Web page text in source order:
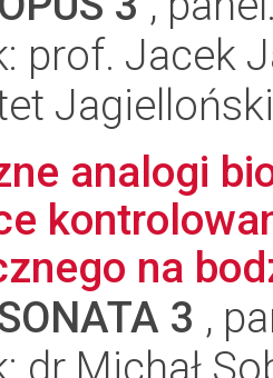
prof. Jacek
analogi
na
3 ,
dr Michał